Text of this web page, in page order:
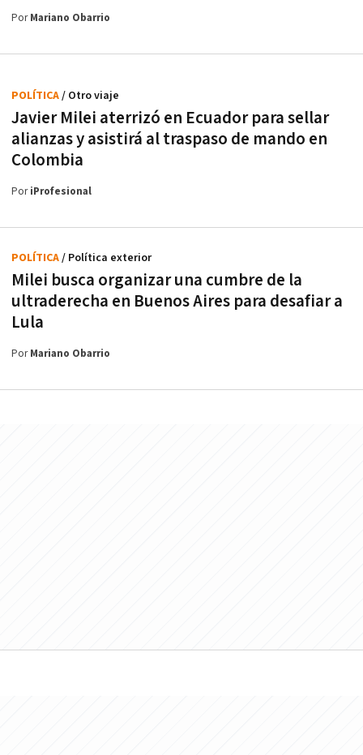
PorMariano Obarrio
Javier Milei aterrizó en Ecuador para sellar
alianzas y asistirá al traspaso de mando en
Colombia
POLÍTICA/ Otro viaje
PoriProfesional
Milei busca organizar una cumbre de la
ultraderecha en Buenos Aires para desafiar a
Lula
POLÍTICA/ Política exterior
PorMariano Obarrio